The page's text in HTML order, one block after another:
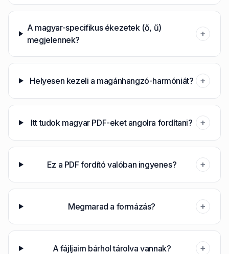
A magyar-specifikus ékezetek (ő, ű)
megjelennek?
+
Helyesen kezeli a magánhangzó-harmóniát? +
Itt tudok magyar PDF-eket angolra fordítani? +
Ez a PDF fordító valóban ingyenes? +
Megmarad a formázás? +
A fájljaim bárhol tárolva vannak? +